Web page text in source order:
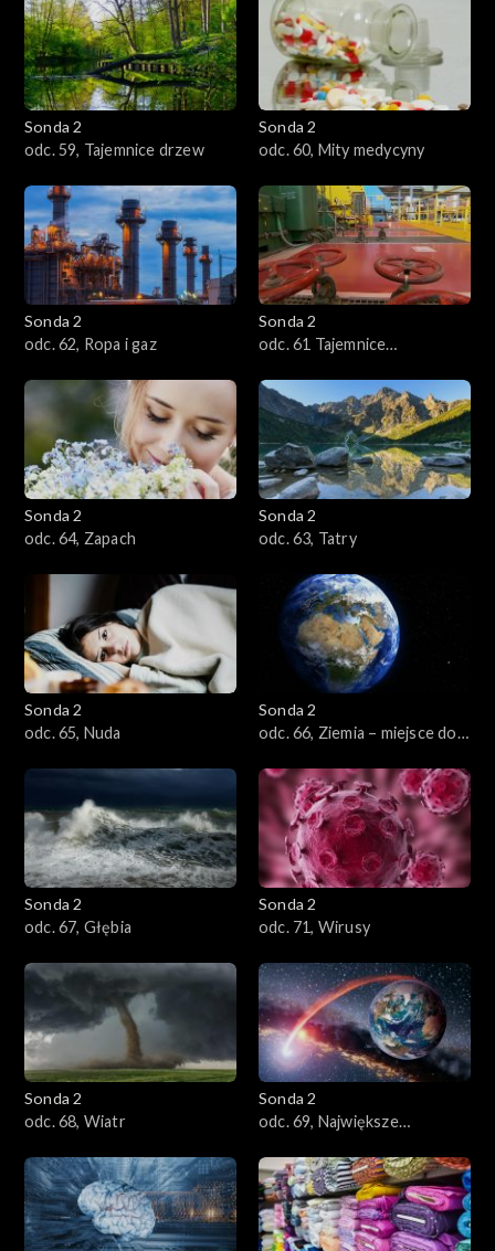
Sonda 2
odc. 59, Tajemnice drzew
Sonda 2
odc. 60, Mity medycyny
Sonda 2
odc. 62, Ropa i gaz
Sonda 2
odc. 61 Tajemnice
Sonda 2
odc. 64, Zapach
Sonda 2
odc. 63, Tatry
Sonda 2
odc. 65, Nuda
Sonda 2
odc. 66, Ziemia – miejsce do
Sonda 2
odc. 67, Głębia
Sonda 2
odc. 71, Wirusy
Sonda 2
odc. 68, Wiatr
Sonda 2
odc. 69, Największe